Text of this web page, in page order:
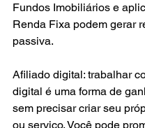
Fundos Imobiliários e
Renda Fixa podem gerar
passiva.
Afiliado digital: trabalhar
digital é uma forma de
sem precisar criar seu
ou serviço. Você pode